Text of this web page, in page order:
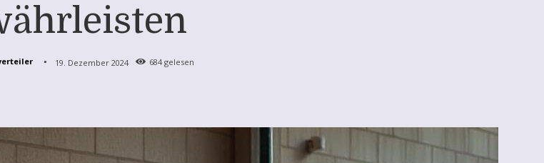
19. Dezember 2024 684 gelesen